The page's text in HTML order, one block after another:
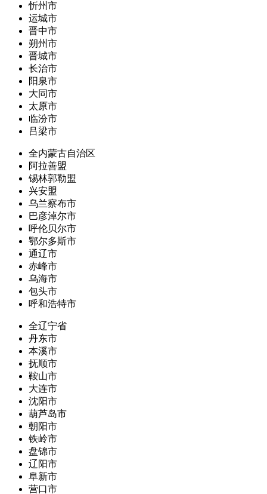
忻州市
运城市
晋中市
朔州市
晋城市
长治市
阳泉市
大同市
太原市
临汾市
吕梁市
全内蒙古自治区
阿拉善盟
锡林郭勒盟
兴安盟
乌兰察布市
巴彦淖尔市
呼伦贝尔市
鄂尔多斯市
通辽市
赤峰市
乌海市
包头市
呼和浩特市
全辽宁省
丹东市
本溪市
抚顺市
鞍山市
大连市
沈阳市
葫芦岛市
朝阳市
铁岭市
盘锦市
辽阳市
阜新市
营口市